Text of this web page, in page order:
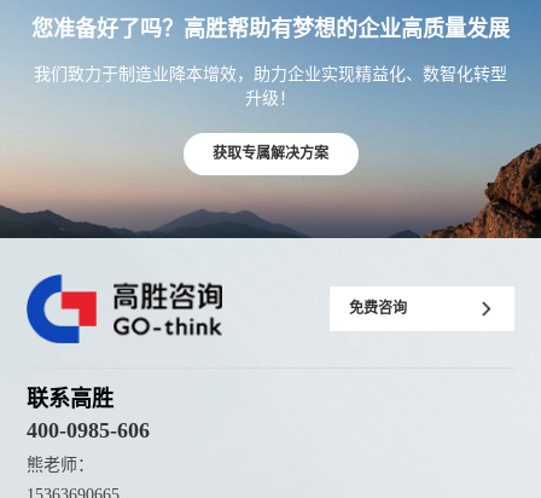
您准备好了吗？高胜帮助有梦想的企业高质量发展
我们致力于制造业降本增效，助力企业实现精益化、数智化转型
升级！
获取专属解决方案
免费咨询
联系高胜
400-0985-606
熊老师：